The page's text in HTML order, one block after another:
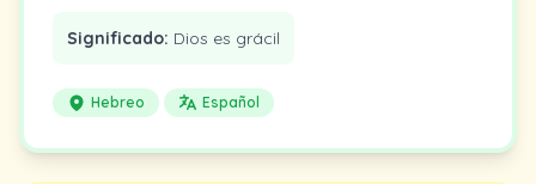
Significado: Dios es grácil
Hebreo Español